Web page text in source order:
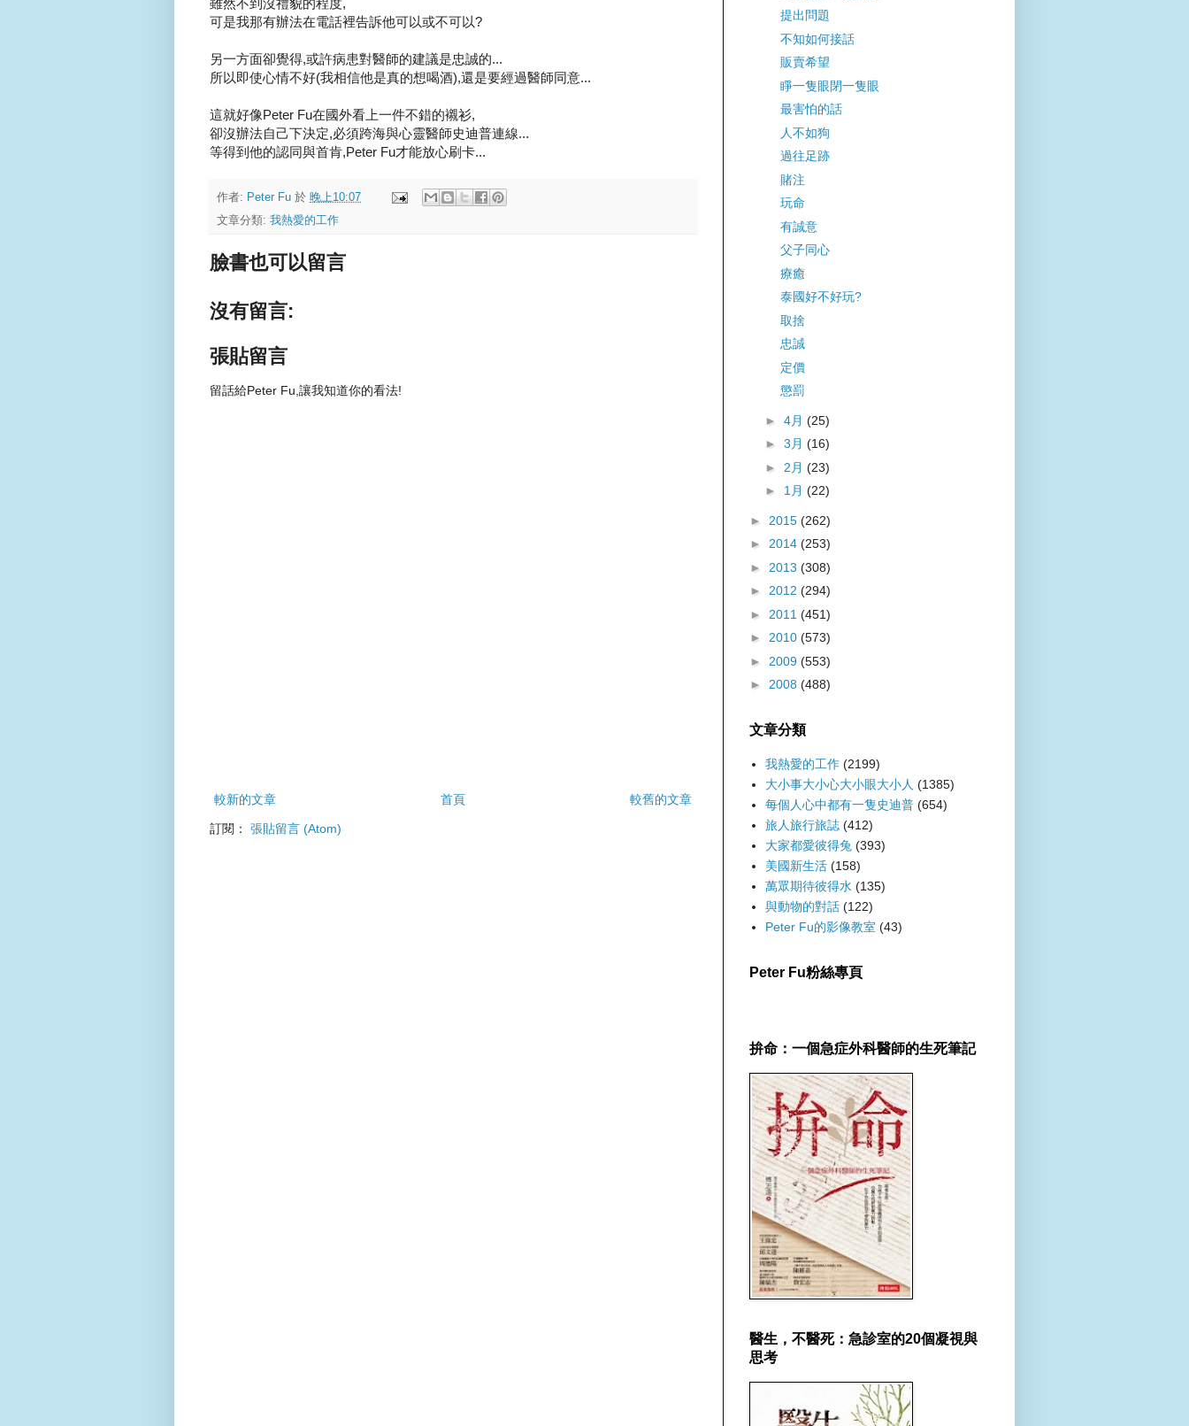
雖然不到沒禮貌的程度,
可是我那有辦法在電話裡告訴他可以或不可以?
另一方面卻覺得,或許病患對醫師的建議是忠誠的...
所以即使心情不好(我相信他是真的想喝酒),還是要經過醫師同意...
這就好像Peter Fu在國外看上一件不錯的襯衫,
卻沒辦法自己下決定,必須跨海與心靈醫師史迪普連線...
等得到他的認同與首肯,Peter Fu才能放心刷卡...
作者: Peter Fu 於 晚上10:07
文章分類: 我熱愛的工作
臉書也可以留言
沒有留言:
張貼留言
留話給Peter Fu,讓我知道你的看法!
較新的文章 較舊的文章
首頁
訂閱： 張貼留言 (Atom)
提出問題
不知如何接話
販賣希望
睜一隻眼閉一隻眼
最害怕的話
人不如狗
過往足跡
賭注
玩命
有誠意
父子同心
療癒
泰國好不好玩?
取捨
忠誠
定價
懲罰
► 4月 (25)
► 3月 (16)
► 2月 (23)
► 1月 (22)
► 2015 (262)
► 2014 (253)
► 2013 (308)
► 2012 (294)
► 2011 (451)
► 2010 (573)
► 2009 (553)
► 2008 (488)
文章分類
我熱愛的工作 (2199)
大小事大小心大小眼大小人 (1385)
每個人心中都有一隻史迪普 (654)
旅人旅行旅誌 (412)
大家都愛彼得兔 (393)
美國新生活 (158)
萬眾期待彼得水 (135)
與動物的對話 (122)
Peter Fu的影像教室 (43)
Peter Fu粉絲專頁
拚命：一個急症外科醫師的生死筆記
醫生，不醫死：急診室的20個凝視與
思考